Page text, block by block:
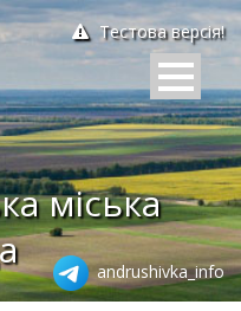
Тестова версія!
міська
andrushivka_info